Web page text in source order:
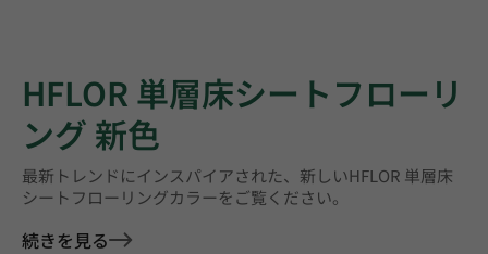
HFLOR 単層床シートフローリ
ング 新色
最新トレンドにインスパイアされた、新しいHFLOR 単層床
シートフローリングカラーをご覧ください。
続きを見る